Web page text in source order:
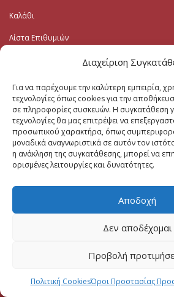
Διαχείριση
Για να παρέχουμε την καλύτερη εμπειρία,
τεχνολογίες όπως cookies για την
σε πληροφορίες συσκευών. Η συγκατάθεση
τεχνολογίες θα μας επιτρέψει να
προσωπικού χαρακτήρα, όπως
μοναδικά αναγνωριστικά σε αυτόν τον
η ανάκληση της συγκατάθεσης, μπορεί να
ορισμένες λειτουργίες και δυνατότητες.
Αποδοχή
Δεν αποδέχομαι
Προβολή
Πολιτική CookiesΌροι Προστασίας
Καλάθι
Λίστα Επιθυμιών
Εγγραφή στο Ενημερωτικό
Το Email σας (υποχρεωτικο)
Μηνυμα